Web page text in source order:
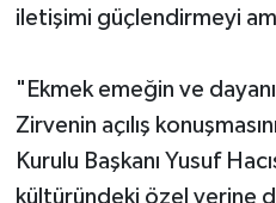
iletişimi güçlendirmeyi
"Ekmek emeğin ve
Zirvenin açılış
Kurulu Başkanı Yusuf
kültüründeki özel yerine